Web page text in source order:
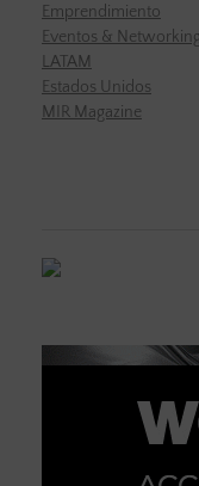
Emprendimiento
Eventos &
LATAM
Estados Unidos
MIR Magazine